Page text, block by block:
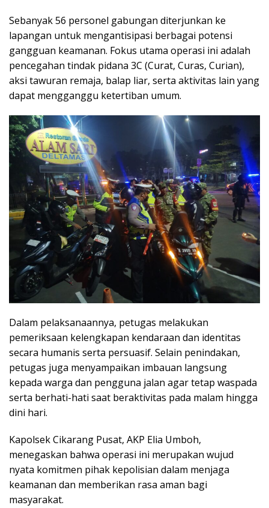
Sebanyak 56 personel gabungan diterjunkan ke
lapangan untuk mengantisipasi berbagai potensi
gangguan keamanan. Fokus utama operasi ini adalah
pencegahan tindak pidana 3C (Curat, Curas, Curian),
aksi tawuran remaja, balap liar, serta aktivitas lain yang
dapat mengganggu ketertiban umum.
Dalam pelaksanaannya, petugas melakukan
pemeriksaan kelengkapan kendaraan dan identitas
secara humanis serta persuasif. Selain penindakan,
petugas juga menyampaikan imbauan langsung
kepada warga dan pengguna jalan agar tetap waspada
serta berhati-hati saat beraktivitas pada malam hingga
dini hari.
Kapolsek Cikarang Pusat, AKP Elia Umboh,
menegaskan bahwa operasi ini merupakan wujud
nyata komitmen pihak kepolisian dalam menjaga
keamanan dan memberikan rasa aman bagi
masyarakat.